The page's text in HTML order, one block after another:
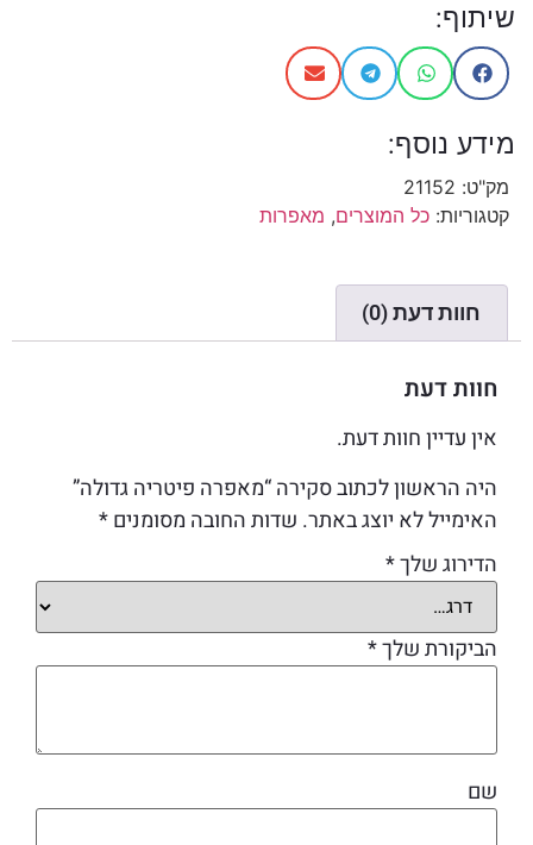
שיתוף:
מידע נוסף:
מק"ט: 21152
קטגוריות: כל המוצרים, מאפרות
חוות דעת (0)
חוות דעת
אין עדיין חוות דעת.
היה הראשון לכתוב סקירה “מאפרה פיטריה גדולה”
האימייל לא יוצג באתר. שדות החובה מסומנים*
הדירוג שלך*
הביקורת שלך*
שם